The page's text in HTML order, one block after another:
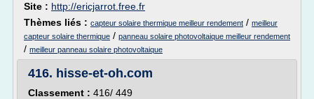
Site : http://ericjarrot.free.fr
Thèmes liés : capteur solaire thermique meilleur rendement / meilleur
capteur solaire thermique / panneau solaire photovoltaique meilleur rendement
/ meilleur panneau solaire photovoltaique
416. hisse-et-oh.com
Classement : 416/ 449